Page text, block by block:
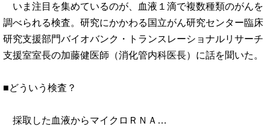
いま注目を集めているのが、血液１滴で複数種類のがんを
調べられる検査。研究にかかわる国立がん研究センター臨床
研究支援部門バイオバンク・トランスレーショナルリサーチ
支援室室長の加藤健医師（消化管内科医長）に話を聞いた。
■どういう検査？
採取した血液からマイクロＲＮＡ…